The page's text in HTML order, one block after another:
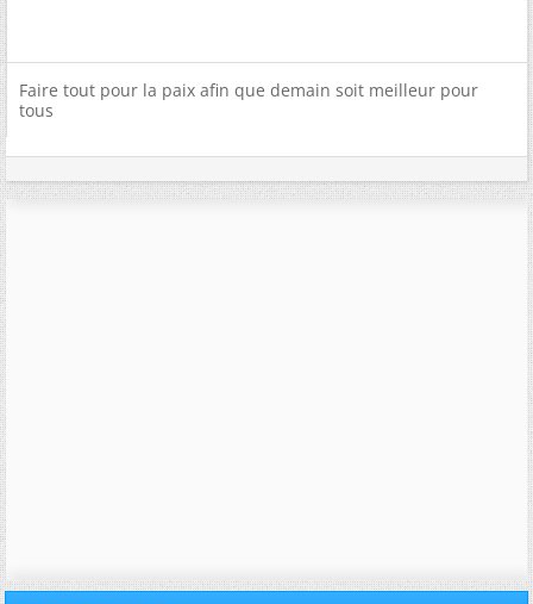
Faire tout pour la paix afin que demain soit meilleur pour
tous